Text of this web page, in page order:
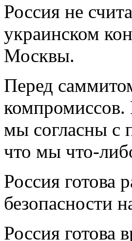
Россия не
украинском
Москвы.
Перед
мы согласны с
что мы что-
Россия готова
безопасности
Россия готова